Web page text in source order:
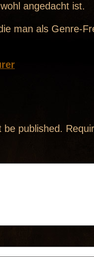
angedacht ist.
man als Genre-
be published.